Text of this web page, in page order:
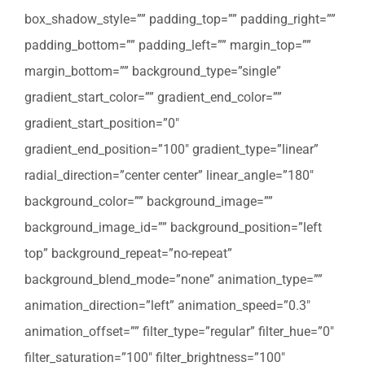
box_shadow_style=”” padding_top=”” padding_right=””
padding_bottom=”” padding_left=”” margin_top=””
margin_bottom=”” background_type=”single”
gradient_start_color=”” gradient_end_color=””
gradient_start_position=”0″
gradient_end_position=”100″ gradient_type=”linear”
radial_direction=”center center” linear_angle=”180″
background_color=”” background_image=””
background_image_id=”” background_position=”left
top” background_repeat=”no-repeat”
background_blend_mode=”none” animation_type=””
animation_direction=”left” animation_speed=”0.3″
animation_offset=”” filter_type=”regular” filter_hue=”0″
filter_saturation=”100″ filter_brightness=”100″